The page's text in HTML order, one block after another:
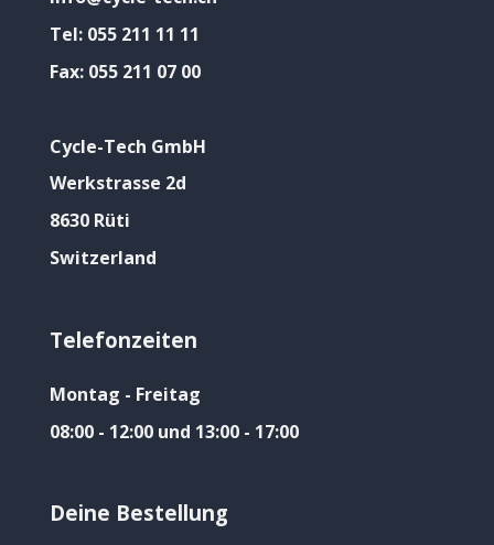
Tel: 055 211 11 11
Fax: 055 211 07 00
Cycle-Tech GmbH
Werkstrasse 2d
8630 Rüti
Switzerland
Telefonzeiten
Montag - Freitag
08:00 - 12:00 und 13:00 - 17:00
Deine Bestellung